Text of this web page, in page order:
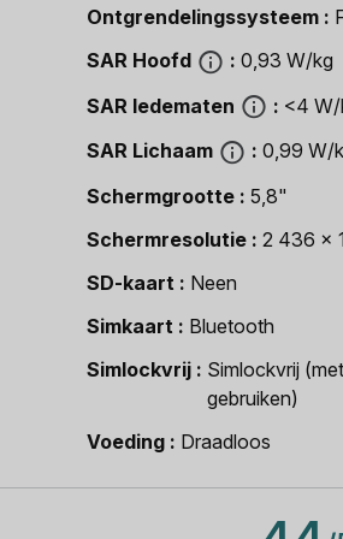
Ontgrendelingssysteem
SAR Hoofd
0,93 W/kg
SAR ledematen
<4 W/
SAR Lichaam
0,99 W/
Schermgrootte
5,8"
Schermresolutie
2 436 x
SD-kaart
Neen
Simkaart
Bluetooth
Simlockvrij
Simlockvrij
gebruiken)
Voeding
Draadloos